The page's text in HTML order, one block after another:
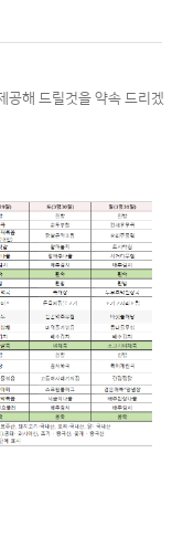
공해 드릴것을 약속 드리겠